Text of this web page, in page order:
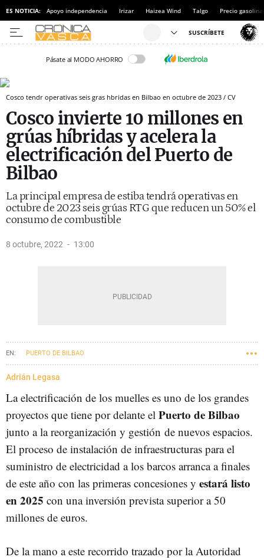
ES NOTICIA: Apoyo independencia Irizar Haizea Wind Talgo Precio gasolina
Pásate al MODO AHORRO
Cosco tendr operativas seis gras hbridas en Bilbao en octubre de 2023 / CV
Cosco invierte 10 millones en
grúas híbridas y acelera la
electrificación del Puerto de
Bilbao
La principal empresa de estiba tendrá operativas en
octubre de 2023 seis grúas RTG que reducen un 50% el
consumo de combustible
8 octubre, 2022 13:00
PUERTO DE BILBAO
Adrián Legasa
La electrificación de los muelles es uno de los grandes
proyectos que tiene por delante el Puerto de Bilbao
junto a la reorganización y gestión de nuevos espacios.
El proceso de instalación de infraestructuras para el
suministro de electricidad a los barcos arranca a finales
de este año con las primeras concesiones y estará listo
en 2025 con una inversión prevista superior a 50
millones de euros.
De la mano a este recorrido trazado por la Autoridad